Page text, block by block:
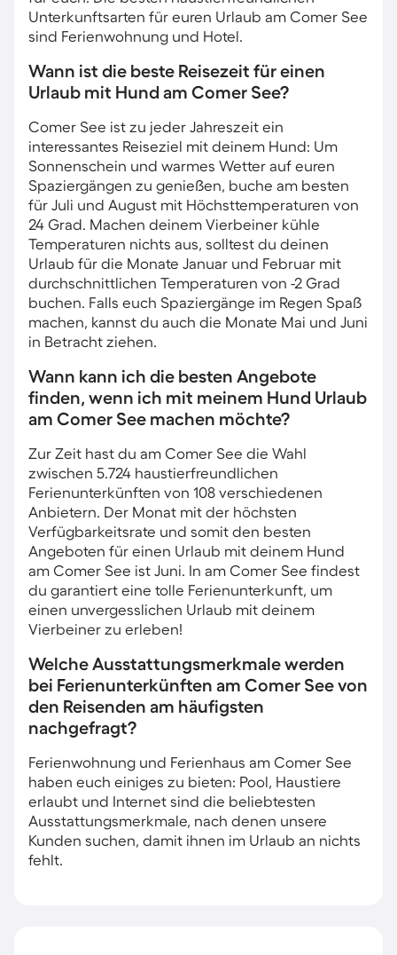
Unterkunftsarten für euren Urlaub am Comer See
sind Ferienwohnung und Hotel.
Wann ist die beste Reisezeit für einen
Urlaub mit Hund am Comer See?
Comer See ist zu jeder Jahreszeit ein
interessantes Reiseziel mit deinem Hund: Um
Sonnenschein und warmes Wetter auf euren
Spaziergängen zu genießen, buche am besten
für Juli und August mit Höchsttemperaturen von
24 Grad. Machen deinem Vierbeiner kühle
Temperaturen nichts aus, solltest du deinen
Urlaub für die Monate Januar und Februar mit
durchschnittlichen Temperaturen von -2 Grad
buchen. Falls euch Spaziergänge im Regen Spaß
machen, kannst du auch die Monate Mai und Juni
in Betracht ziehen.
Wann kann ich die besten Angebote
finden, wenn ich mit meinem Hund Urlaub
am Comer See machen möchte?
Zur Zeit hast du am Comer See die Wahl
zwischen 5.724 haustierfreundlichen
Ferienunterkünften von 108 verschiedenen
Anbietern. Der Monat mit der höchsten
Verfügbarkeitsrate und somit den besten
Angeboten für einen Urlaub mit deinem Hund
am Comer See ist Juni. In am Comer See findest
du garantiert eine tolle Ferienunterkunft, um
einen unvergesslichen Urlaub mit deinem
Vierbeiner zu erleben!
Welche Ausstattungsmerkmale werden
bei Ferienunterkünften am Comer See von
den Reisenden am häufigsten
nachgefragt?
Ferienwohnung und Ferienhaus am Comer See
haben euch einiges zu bieten: Pool, Haustiere
erlaubt und Internet sind die beliebtesten
Ausstattungsmerkmale, nach denen unsere
Kunden suchen, damit ihnen im Urlaub an nichts
fehlt.